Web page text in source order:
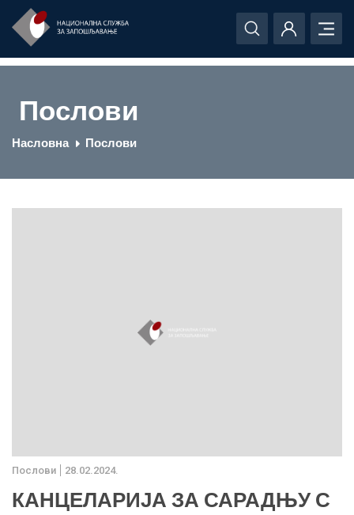
Послови
Насловна Послови
Послови 28.02.2024.
КАНЦЕЛАРИЈА ЗА САРАДЊУ С